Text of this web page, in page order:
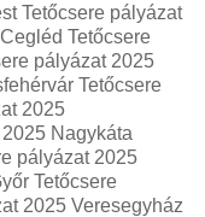
Tetőcsere pályázat
Tetőcsere
pályázat 2025
Tetőcsere
2025
Nagykáta
pályázat 2025
Tetőcsere
2025 Veresegyház